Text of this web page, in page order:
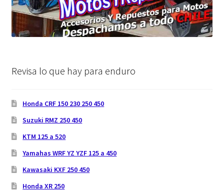
Revisa lo que hay para enduro
Honda CRF 150 230 250 450
Suzuki RMZ 250 450
KTM 125 a 520
Yamahas WRF YZ YZF 125 a 450
Kawasaki KXF 250 450
Honda XR 250